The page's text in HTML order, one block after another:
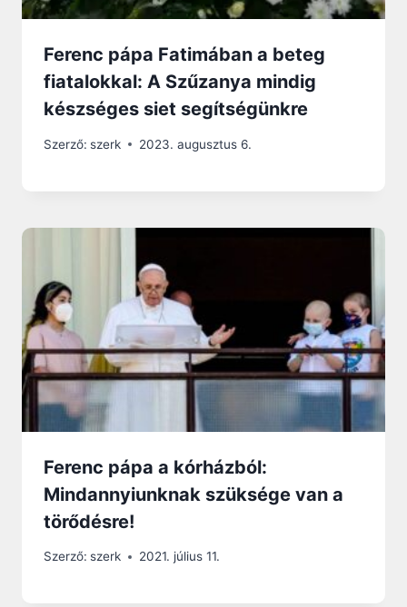
Ferenc pápa Fatimában a beteg
fiatalokkal: A Szűzanya mindig
készséges siet segítségünkre
Szerző: szerk 2023. augusztus 6.
Ferenc pápa a kórházból:
Mindannyiunknak szüksége van a
törődésre!
Szerző: szerk 2021. július 11.